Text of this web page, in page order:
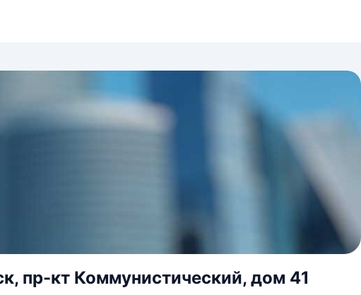
пр-кт Коммунистический, дом 41